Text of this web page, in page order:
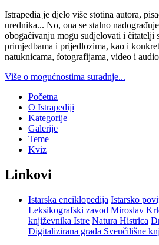
Istrapedia je djelo više stotina autora,
urednika... No, ona se stalno
obogaćivanju mogu sudjelovati i čitatelji
primjedbama i prijedlozima, kao i
natuknicama, fotografijama, video i
Više o mogućnostima suradnje...
Početna
O Istrapediji
Kategorije
Galerije
Teme
Kviz
Linkovi
Istarska enciklopedija Istarsko
Leksikografski zavod Miroslav
književnika Istre Natura Histrica
Digitalizirana građa Sveučilišne